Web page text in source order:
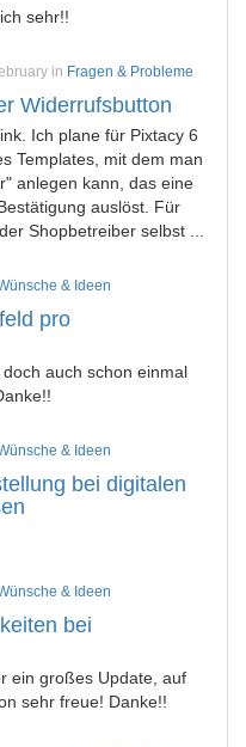
sehr!!
in Fragen & Probleme
Widerrufsbutton
Ich plane für Pixtacy 6
Templates, mit dem man
anlegen kann, das eine
auslöst. Für
Shopbetreiber selbst ...
& Ideen
pro
auch schon einmal
& Ideen
bei digitalen
& Ideen
bei
ein großes Update, auf
sehr freue! Danke!!